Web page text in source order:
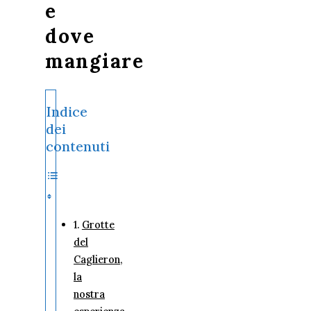
e
dove
mangiare
Indice
dei
contenuti
Grotte
del
Caglieron,
la
nostra